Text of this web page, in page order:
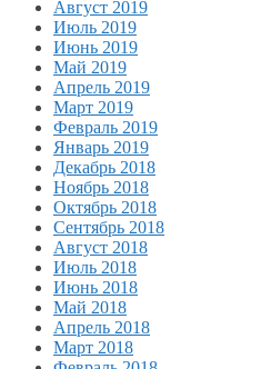
Август 2019
Июль 2019
Июнь 2019
Май 2019
Апрель 2019
Март 2019
Февраль 2019
Январь 2019
Декабрь 2018
Ноябрь 2018
Октябрь 2018
Сентябрь 2018
Август 2018
Июль 2018
Июнь 2018
Май 2018
Апрель 2018
Март 2018